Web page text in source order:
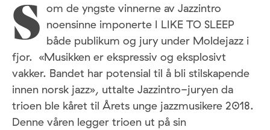
S om de yngste vinnerne av Jazzintro
noensinne imponerte I LIKE TO SLEEP
både publikum og jury under Moldejazz i
fjor. «Musikken er ekspressiv og eksplosivt
vakker. Bandet har potensial til å bli stilskapende
innen norsk jazz», uttalte Jazzintro-juryen da
trioen ble kåret til Årets unge jazzmusikere 2018.
Denne våren legger trioen ut på sin